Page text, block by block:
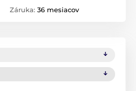
Záruka: 36 mesiacov